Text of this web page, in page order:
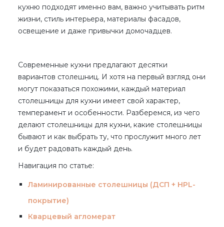
кухню подходят именно вам, важно учитывать ритм
жизни, стиль интерьера, материалы фасадов,
освещение и даже привычки домочадцев.
Современные кухни предлагают десятки
вариантов столешниц. И хотя на первый взгляд они
могут показаться похожими, каждый материал
столешницы для кухни имеет свой характер,
темперамент и особенности. Разберемся, из чего
делают столешницы для кухни, какие столешницы
бывают и как выбрать ту, что прослужит много лет
и будет радовать каждый день.
Навигация по статье:
Ламинированные столешницы (ДСП + HPL-
покрытие)
Кварцевый агломерат